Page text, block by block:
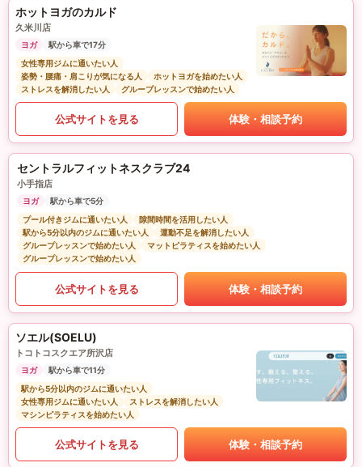
ホットヨガのカルド
久米川店
ヨガ
駅から車で17分
女性専用ジムに通いたい人
姿勢・腰痛・肩こりが気になる人
ホットヨガを始めたい人
ストレスを解消したい人
グループレッスンで始めたい人
公式サイトを見る 体験・相談予約
セントラルフィットネスクラブ24
小手指店
ヨガ
駅から車で5分
プール付きジムに通いたい人
隙間時間を活用したい人
駅から5分以内のジムに通いたい人
運動不足を解消したい人
グループレッスンで始めたい人
マットピラティスを始めたい人
グループレッスンで始めたい人
公式サイトを見る 体験・相談予約
ソエル(SOELU)
トコトコスクエア所沢店
ヨガ
駅から車で11分
駅から5分以内のジムに通いたい人
女性専用ジムに通いたい人
ストレスを解消したい人
マシンピラティスを始めたい人
公式サイトを見る 体験・相談予約